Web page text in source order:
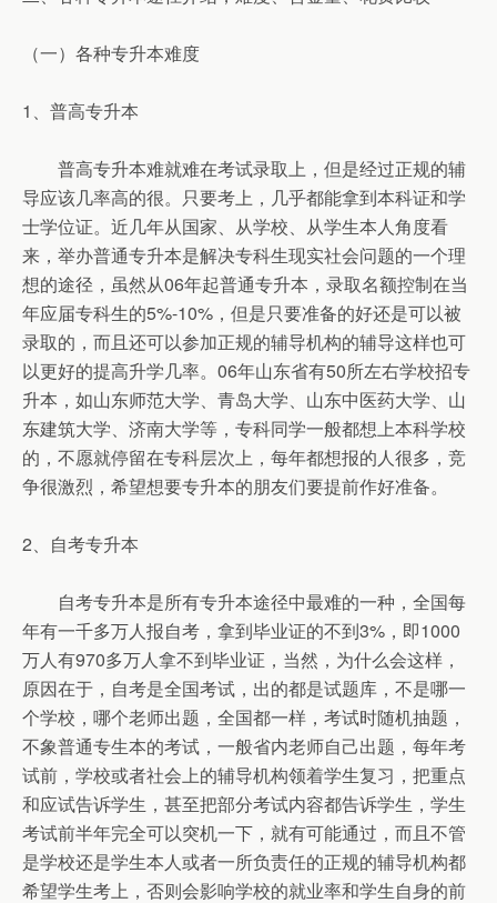
（一）各种专升本难度
1、普高专升本
普高专升本难就难在考试录取上，但是经过正规的辅
导应该几率高的很。只要考上，几乎都能拿到本科证和学
士学位证。近几年从国家、从学校、从学生本人角度看
来，举办普通专升本是解决专科生现实社会问题的一个理
想的途径，虽然从06年起普通专升本，录取名额控制在当
年应届专科生的5%-10%，但是只要准备的好还是可以被
录取的，而且还可以参加正规的辅导机构的辅导这样也可
以更好的提高升学几率。06年山东省有50所左右学校招专
升本，如山东师范大学、青岛大学、山东中医药大学、山
东建筑大学、济南大学等，专科同学一般都想上本科学校
的，不愿就停留在专科层次上，每年都想报的人很多，竞
争很激烈，希望想要专升本的朋友们要提前作好准备。
2、自考专升本
自考专升本是所有专升本途径中最难的一种，全国每
年有一千多万人报自考，拿到毕业证的不到3%，即1000
万人有970多万人拿不到毕业证，当然，为什么会这样，
原因在于，自考是全国考试，出的都是试题库，不是哪一
个学校，哪个老师出题，全国都一样，考试时随机抽题，
不象普通专生本的考试，一般省内老师自己出题，每年考
试前，学校或者社会上的辅导机构领着学生复习，把重点
和应试告诉学生，甚至把部分考试内容都告诉学生，学生
考试前半年完全可以突机一下，就有可能通过，而且不管
是学校还是学生本人或者一所负责任的正规的辅导机构都
希望学生考上，否则会影响学校的就业率和学生自身的前